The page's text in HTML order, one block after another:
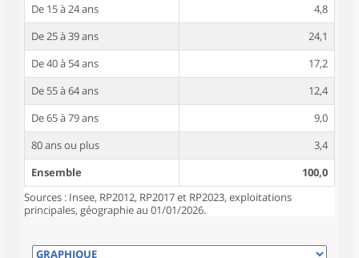
De 15 à 24 ans
4,8
De 25 à 39 ans
24,1
De 40 à 54 ans
17,2
De 55 à 64 ans
12,4
De 65 à 79 ans
9,0
80 ans ou plus
3,4
Ensemble
100,0
Sources : Insee, RP2012, RP2017 et RP2023, exploitations
principales, géographie au 01/01/2026.